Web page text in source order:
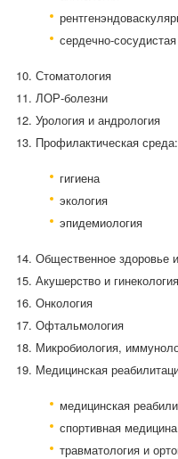
сердечно-
Стоматология
ЛОР-болезни
Урология и андрология
Профилактическая среда:
гигиена
экология
эпидемиология
Общественное здоровье
Акушерство и гинекология
Онкология
Офтальмология
Микробиология,
Медицинская
медицинская
спортивная медицина
травматология и